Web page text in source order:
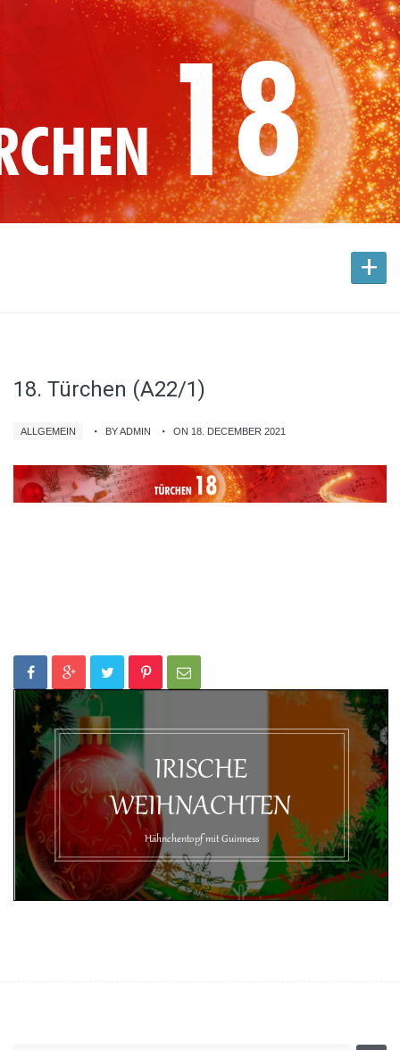
+
18. Türchen (A22/1)
ALLGEMEIN BY ADMIN ON 18. DECEMBER 2021